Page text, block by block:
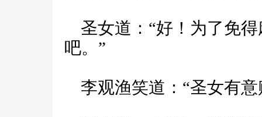
圣女道：“好！为了免
吧。”
李观渔笑道：“圣女有意